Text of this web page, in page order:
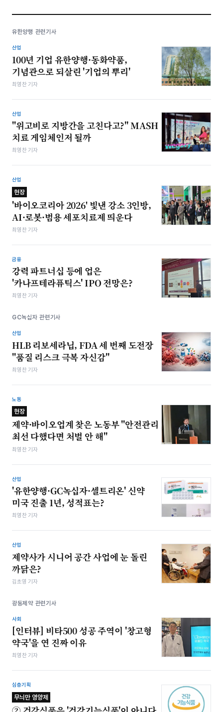
유한양행 관련기사
산업
100년 기업 유한양행·동화약품,
기념관으로 되살린 '기업의 뿌리'
최영찬 기자
산업
"위고비로 지방간을 고친다고?" MASH
치료 게임체인저 될까
최영찬 기자
산업
현장
'바이오코리아 2026' 빛낸 강소 3인방,
AI·로봇·범용 세포치료제 띄운다
최영찬 기자
금융
강력 파트너십 등에 업은
'카나프테라퓨틱스' IPO 전망은?
최영찬 기자
GC녹십자 관련기사
산업
HLB 리보세라닙, FDA 세 번째 도전장
"품질 리스크 극복 자신감"
최영찬 기자
노동
현장
제약·바이오업계 찾은 노동부 "안전관리
최선 다했다면 처벌 안 해"
최영찬 기자
산업
​'유한양행·GC녹십자·셀트리온' 신약
미국 진출 1년, 성적표는?
최영찬 기자
산업
제약사가 시니어 공간 사업에 눈 돌린
까닭은?
김초영 기자
광동제약 관련기사
사회
​[인터뷰] 비타500 성공 주역이 '창고형
약국'을 연 진짜 이유
최영찬 기자
심층기획
무늬만 영양제